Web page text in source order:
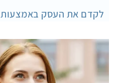
לקדם את העסק באמצעות SEO